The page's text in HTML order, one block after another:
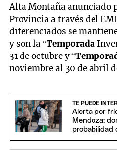
Alta Montaña anunciado
Provincia a través del
diferenciados se
y son la “Temporada
31 de octubre y “
noviembre al 30 de abril
TE PUEDE
Alerta por
Mendoza:
probabilidad